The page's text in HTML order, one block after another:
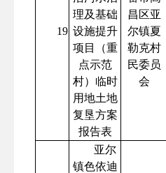
19
理及基础
设施提升
项目（重
点示范
村）临时
用地土地
复垦方案
报告表
昌区亚
尔镇夏
勒克村
民委员
会
亚尔
镇色依迪